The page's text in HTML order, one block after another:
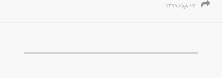
۱۷ خرداد ۱۳۹۹